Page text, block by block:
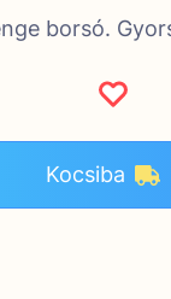
borsó.
Kocsiba